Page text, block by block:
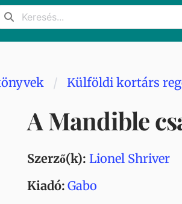
Külföldi kortárs
A Mandible
Szerző(k): Lionel Shriver
Kiadó: Gabo